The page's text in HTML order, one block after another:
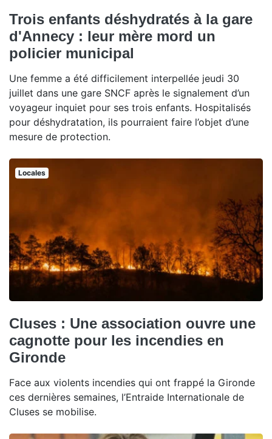
Trois enfants déshydratés à la gare
d'Annecy : leur mère mord un
policier municipal
Une femme a été difficilement interpellée jeudi 30
juillet dans une gare SNCF après le signalement d’un
voyageur inquiet pour ses trois enfants. Hospitalisés
pour déshydratation, ils pourraient faire l’objet d’une
mesure de protection.
Locales
Cluses : Une association ouvre une
cagnotte pour les incendies en
Gironde
Face aux violents incendies qui ont frappé la Gironde
ces dernières semaines, l’Entraide Internationale de
Cluses se mobilise.